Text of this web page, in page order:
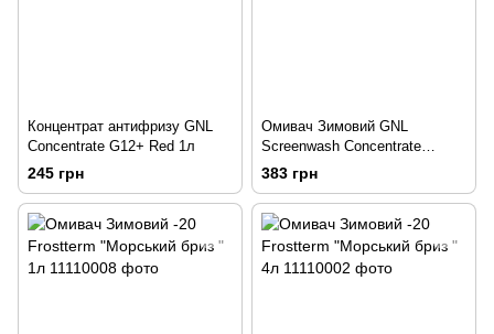
Концентрат антифризу GNL
Concentrate G12+ Red 1л
245 грн
Омивач Зимовий GNL
Screenwash Concentrate
"Bubble Gum" 2л
383 грн